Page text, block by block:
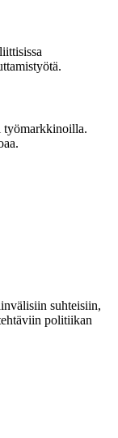
työmarkkinoilla.
suhteisiin,
politiikan